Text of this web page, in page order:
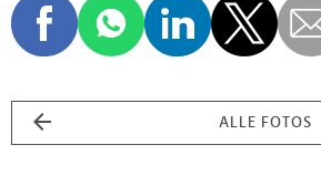
ALLE FOTOS